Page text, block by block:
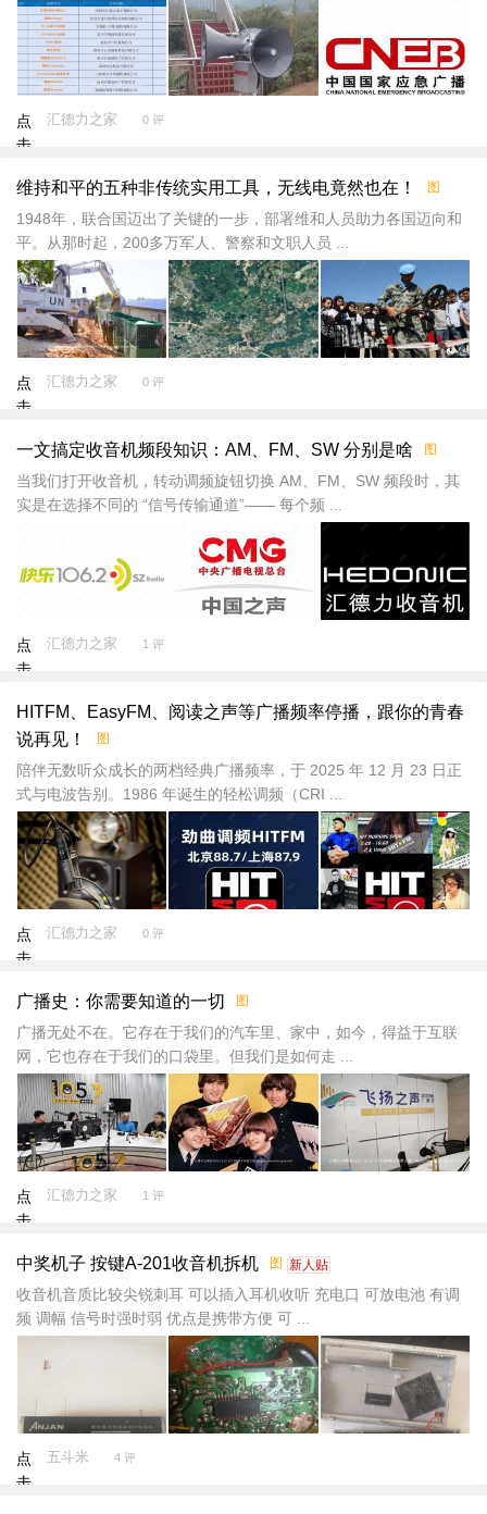
点
击
新
加
载
汇德力之家 0 评
维持和平的五种非传统实用工具，无线电竟然也在！ 图
1948年，联合国迈出了关键的一步，部署维和人员助力各国迈向和
平。从那时起，200多万军人、警察和文职人员 ...
点
击
新
加
载
汇德力之家 0 评
一文搞定收音机频段知识：AM、FM、SW 分别是啥 图
当我们打开收音机，转动调频旋钮切换 AM、FM、SW 频段时，其
实是在选择不同的 “信号传输通道”—— 每个频 ...
点
击
新
加
载
汇德力之家 1 评
HITFM、EasyFM、阅读之声等广播频率停播，跟你的青春
说再见！
图
陪伴无数听众成长的两档经典广播频率，于 2025 年 12 月 23 日正
式与电波告别。1986 年诞生的轻松调频（CRI ...
点
击
新
加
载
汇德力之家 0 评
广播史：你需要知道的一切 图
广播无处不在。它存在于我们的汽车里、家中，如今，得益于互联
网，它也存在于我们的口袋里。但我们是如何走 ...
点
击
新
加
载
汇德力之家 1 评
中奖机子 按键A-201收音机拆机 图 新人贴
收音机音质比较尖锐刺耳 可以插入耳机收听 充电口 可放电池 有调
频 调幅 信号时强时弱 优点是携带方便 可 ...
点
击
五斗米 4 评